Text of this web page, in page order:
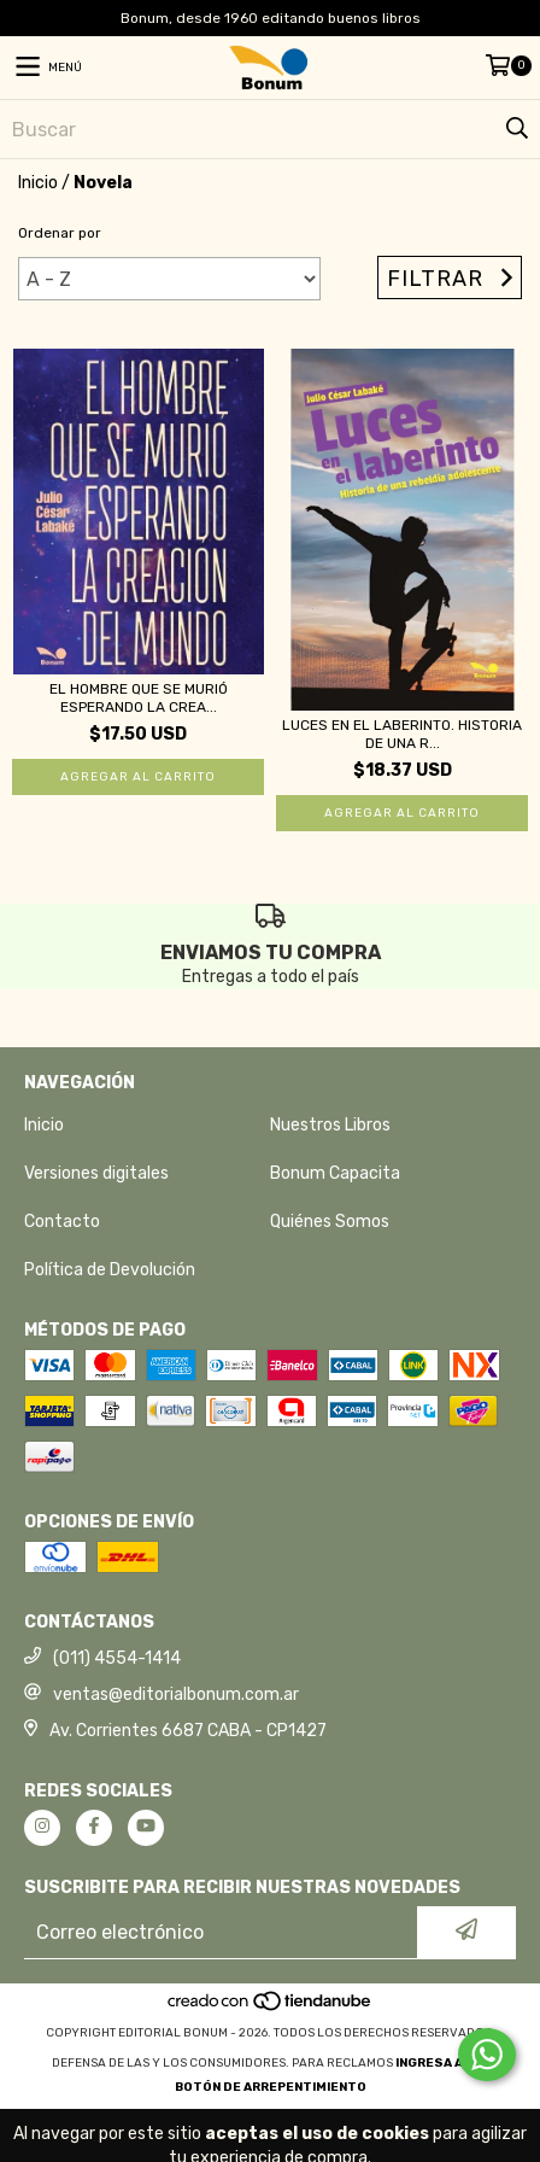
Al navegar por este sitio aceptas el uso de cookiespara agilizar
tu experiencia de compra.
Bonum, desde 1960 editando buenos libros
MENÚ 0
Inicio / Novela
Ordenar por
FILTRAR
EL HOMBRE QUE SE MURIÓ
ESPERANDO LA CREA...
$17.50 USD
LUCES EN EL LABERINTO. HISTORIA
DE UNA R...
$18.37 USD
ENVIAMOS TU COMPRA
Entregas a todo el país
NAVEGACIÓN
Inicio Nuestros Libros
Versiones digitales Bonum Capacita
Contacto Quiénes Somos
Política de Devolución
MÉTODOS DE PAGO
OPCIONES DE ENVÍO
CONTÁCTANOS
(011) 4554-1414
ventas@editorialbonum.com.ar
Av. Corrientes 6687 CABA - CP1427
REDES SOCIALES
SUSCRIBITE PARA RECIBIR NUESTRAS NOVEDADES
COPYRIGHT EDITORIAL BONUM - 2026. TODOS LOS DERECHOS RESERVADOS.
DEFENSA DE LAS Y LOS CONSUMIDORES. PARA RECLAMOS INGRESA AQUÍ.
BOTÓN DE ARREPENTIMIENTO